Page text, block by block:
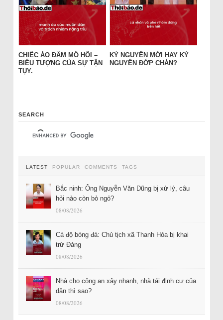
CHIẾC ÁO ĐẦM MỒ HÔI –
BIỂU TƯỢNG CỦA SỰ TẬN
TỤY.
KỶ NGUYÊN MỚI HAY KỶ
NGUYÊN ĐỚP CHÁN?
SEARCH
LATEST POPULAR COMMENTS TAGS
Bắc ninh: Ông Nguyễn Văn Dũng bị xử lý, câu
hỏi nào còn bỏ ngỏ?
08/08/2026
Cá độ bóng đá: Chủ tịch xã Thanh Hóa bị khai
trừ Đảng
08/08/2026
Nhà cho công an xây nhanh, nhà tái định cư của
dân thì sao?
08/08/2026